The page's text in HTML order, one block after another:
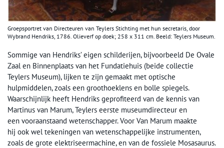
Groepsportret van Directeuren van Teylers Stichting met hun secretaris, door
Wybrand Hendriks, 1786. Olieverf op doek; 258 x 311 cm. Beeld: Teylers Museum.
Sommige van Hendriks’ eigen schilderijen, bijvoorbeeld De Ovale
Zaal en Binnenplaats van het Fundatiehuis (beide collectie
Teylers Museum), lijken te zijn gemaakt met optische
hulpmiddelen, zoals een groothoeklens en bolle spiegels.
Waarschijnlijk heeft Hendriks geprofiteerd van de kennis van
Martinus van Marum, Teylers eerste museumdirecteur en
een vooraanstaand wetenschapper. Voor Van Marum maakte
hij ook wel tekeningen van wetenschappelijke instrumenten,
zoals de grote elektriseermachine, en van de fossiele Mosasaurus.